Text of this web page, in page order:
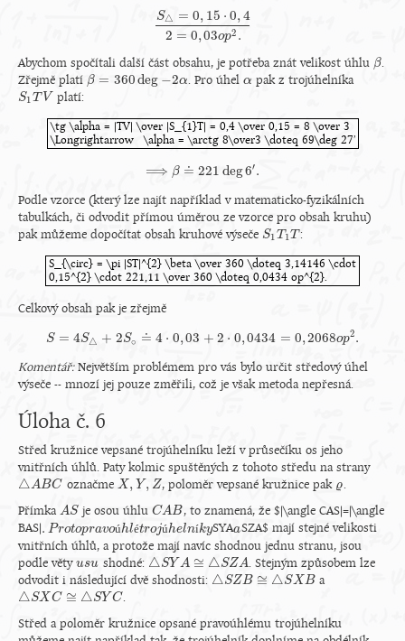
S△ = 0, 15 ⋅ 0, 4
2 = 0,03op2 .
S△=0,15⋅0,42=0,03
Abychom spočítali další část obsahu, je potřeba znát velikost úhlu β
β.
Zřejmě platí β = 360deg −2α
β= 360deg−2α . Pro úhel α
α pak z trojúhelníka
S1T V
S1TV platí:
\tg \alpha = |TV| \over |S_{1}T| = 0,4 \over 0,15 = 8 \over 3
\Longrightarrow \alpha = \arctg 8\over3 \doteq 69\deg 27'
\tg \alpha = |TV| \over |S_{1}T| = 0,4 \over 0,15 = 8 \over
⟹ β ≐ 221 deg6′.
⟹β ≐ 221deg6′.
Podle vzorce (který lze najít například v matematicko-fyzikálních
tabulkách, či odvodit přímou úměrou ze vzorce pro obsah kruhu)
pak můžeme dopočítat obsah kruhové výseče S1T 1T
S1T1T :
S_{\circ} = \pi |ST|^{2} \beta \over 360 \doteq 3,14146 \cdot
0,15^{2} \cdot 221,11 \over 360 \doteq 0,0434 op^{2}.
S_{\circ} = \pi |ST|^{2} \beta \over 360 \doteq 3,14146
Celkový obsah pak je zřejmě
S = 4S△ + 2S∘ ≐ 4 ⋅ 0,03 + 2 ⋅ 0,0434 = 0,2068op2.
S =4 S△+2 S∘ ≐ 4 ⋅0,03+ 2⋅0,0434=0,2068o p2.
Komentář:Největším problémem pro vás bylo určit středový úhel
výseče -- mnozí jej pouze změřili, což je však metoda nepřesná.
Úloha č. 6
Střed kružnice vepsané trojúhelníku leží v průsečíku os jeho
vnitřních úhlů. Paty kolmic spuštěných z tohoto středu na strany
△ABC
△ABC označme X, Y, Z
X,Y, Z , poloměr vepsané kružnice pak ϱ
ϱ.
Přímka AS
AS je osou úhlu CAB
CAB
, to znamená, že $|\angle CAS|=|\angle
BAS| . Protopravoúhlétrojúhelníky
. Protopravoúhlétrojúhelníky SYAa
aSZA$ mají stejné velikosti
vnitřních úhlů, a protože mají navíc shodnou jednu stranu, jsou
podle věty usu
usu shodné: △ SY A ≅ △ SZA
△SYA≅△SZA
. Stejným způsobem lze
odvodit i následující dvě shodnosti: △ SZB ≅ △ SX B
△SZB≅△S XB a
△ SX C ≅ △ SY C
△SXC≅△SY C
.
Střed a poloměr kružnice opsané pravoúhlému trojúhelníku